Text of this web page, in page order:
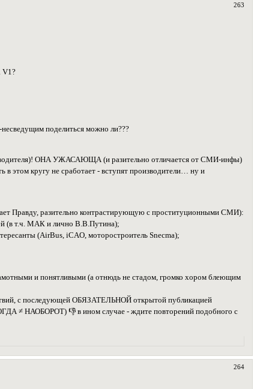
263
V1?
поделиться можно ли???
ОНА УЖАСАЮЩА (и разительно отличается от СМИ-инфы)
этом кругу не сработает - вступят производители… ну и
Правду, разительно контрастирующую с проституционными СМИ):
(в т.ч. МАК и лично В.В.Путина);
(AirBus, iCAO, моторостроитель Snecma);
и понятливыми (а отнюдь не стадом, громко хором блеющим
с последующей ОБЯЗАТЕЛЬНОЙ открытой публикацией
≠ НАОБОРОТ) 👎 в ином случае - ждите повторений подобного с
264